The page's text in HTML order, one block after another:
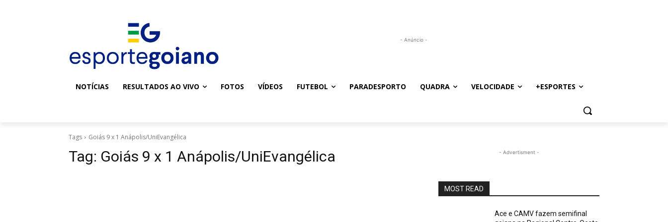
- Anúncio -
NOTÍCIAS RESULTADOS AO VIVO FOTOS VÍDEOS FUTEBOL PARADESPORTO QUADRA VELOCIDADE +ESPORTES
Tags Goiás 9 x 1 Anápolis/UniEvangélica
Tag: Goiás 9 x 1 Anápolis/UniEvangélica - Advertisment -
MOST READ
Ace e CAMV fazem semifinal